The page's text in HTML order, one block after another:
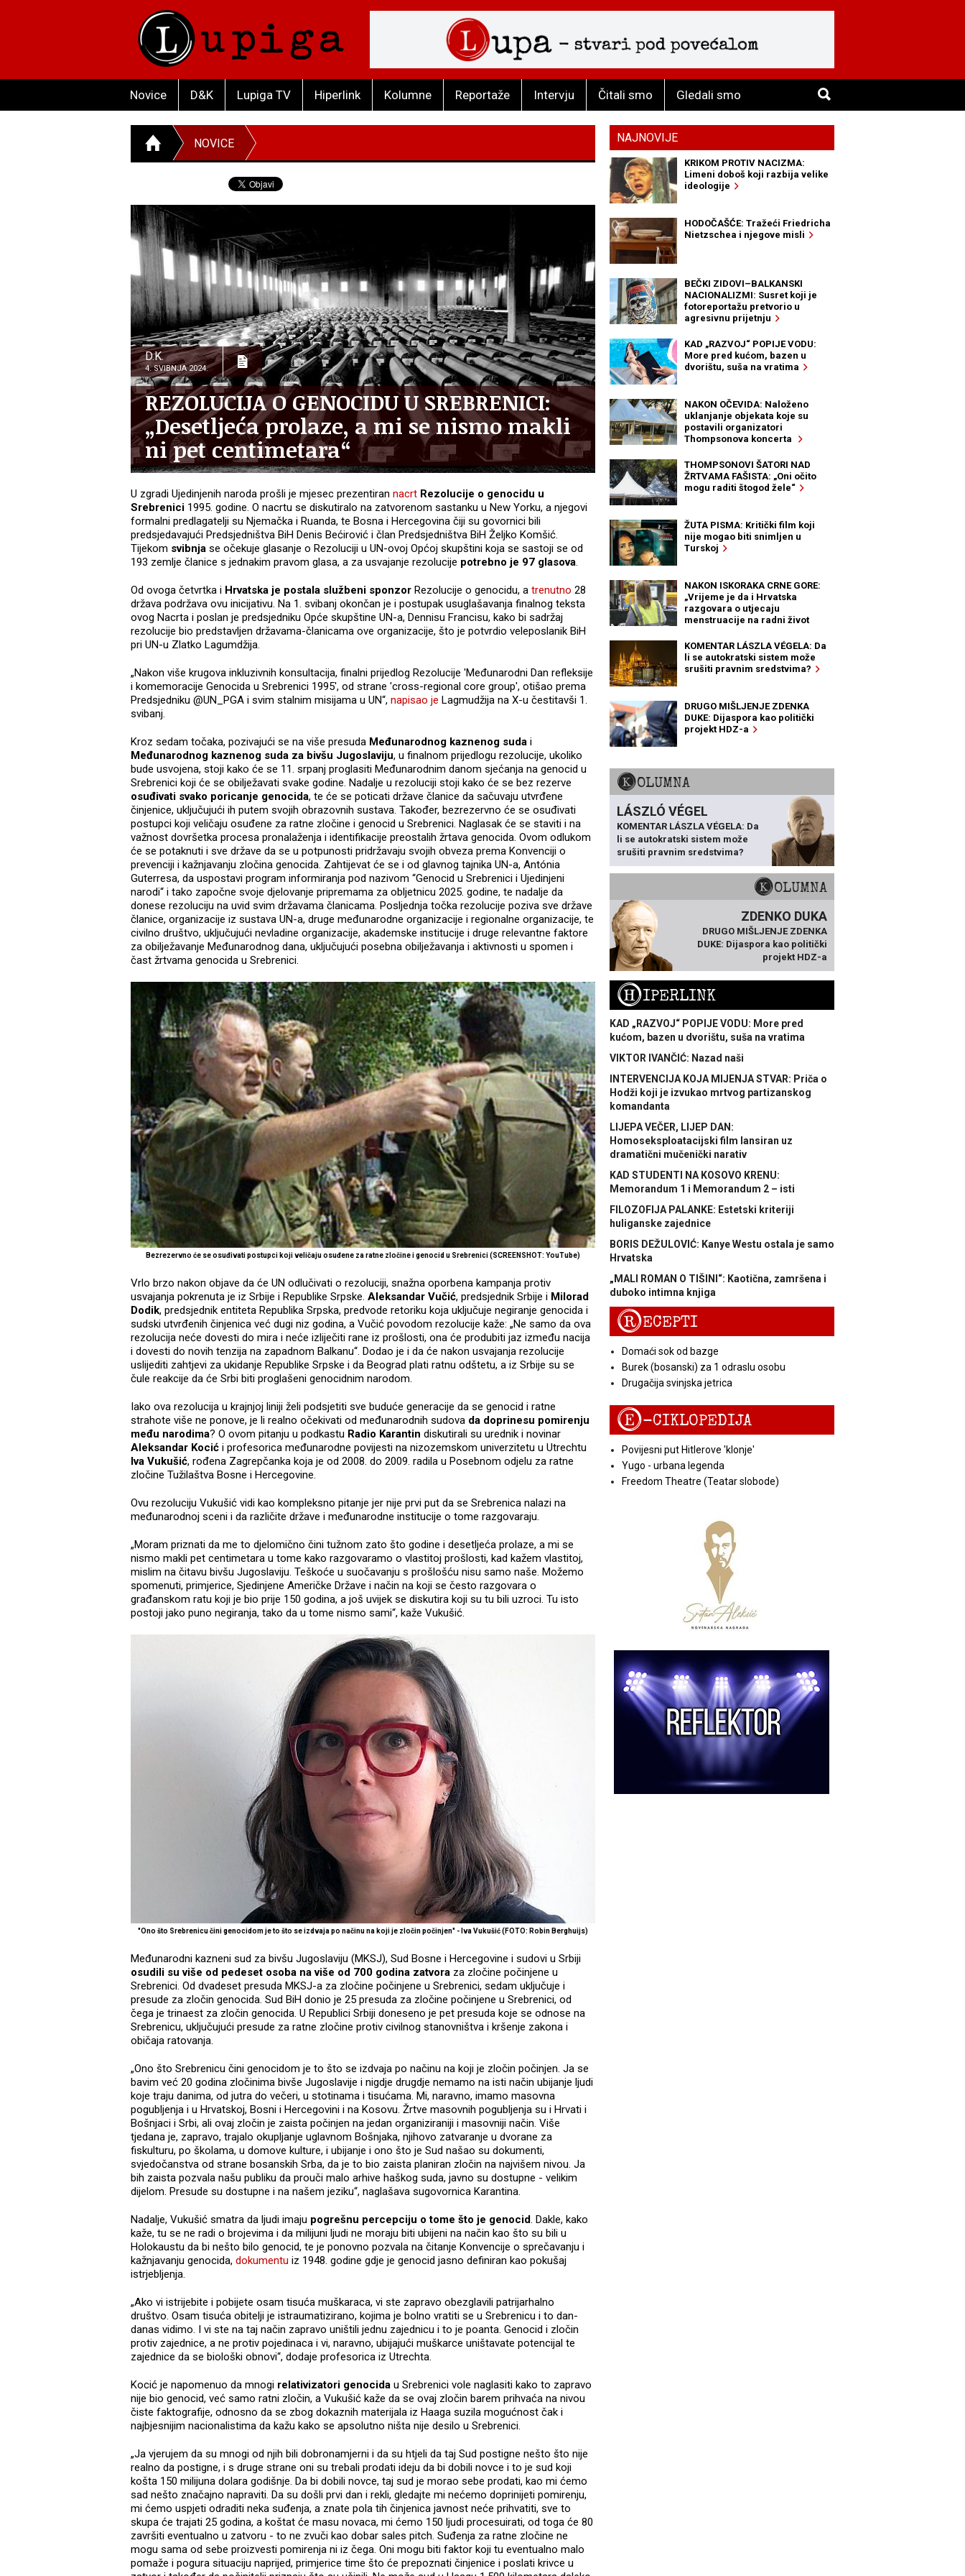
Novice D&K Lupiga TV Hiperlink Kolumne Reportaže Intervju Čitali smo Gledali smo
NOVICE
D.K.
4. SVIBNJA 2024.
REZOLUCIJA O GENOCIDU U SREBRENICI:
„Desetljeća prolaze, a mi se nismo makli
ni pet centimetara“
U zgradi Ujedinjenih naroda prošli je mjesec prezentiran nacrt Rezolucije o genocidu u
Srebrenici 1995. godine. O nacrtu se diskutiralo na zatvorenom sastanku u New Yorku, a njegovi
formalni predlagatelji su Njemačka i Ruanda, te Bosna i Hercegovina čiji su govornici bili
predsjedavajući Predsjedništva BiH Denis Bećirović i član Predsjedništva BiH Željko Komšić.
Tijekom svibnja se očekuje glasanje o Rezoluciji u UN-ovoj Općoj skupštini koja se sastoji se od
193 zemlje članice s jednakim pravom glasa, a za usvajanje rezolucije potrebno je 97 glasova.
Od ovoga četvrtka i Hrvatska je postala službeni sponzor Rezolucije o genocidu, a trenutno 28
država podržava ovu inicijativu. Na 1. svibanj okončan je i postupak usuglašavanja finalnog teksta
ovog Nacrta i poslan je predsjedniku Opće skupštine UN-a, Dennisu Francisu, kako bi sadržaj
rezolucije bio predstavljen državama-članicama ove organizacije, što je potvrdio veleposlanik BiH
pri UN-u Zlatko Lagumdžija.
„Nakon više krugova inkluzivnih konsultacija, finalni prijedlog Rezolucije 'Međunarodni Dan refleksije
i komemoracije Genocida u Srebrenici 1995', od strane 'cross-regional core group', otišao prema
Predsjedniku @UN_PGA i svim stalnim misijama u UN“, napisao je Lagmudžija na X-u čestitavši 1.
svibanj.
Kroz sedam točaka, pozivajući se na više presuda Međunarodnog kaznenog suda i
Međunarodnog kaznenog suda za bivšu Jugoslaviju, u finalnom prijedlogu rezolucije, ukoliko
bude usvojena, stoji kako će se 11. srpanj proglasiti Međunarodnim danom sjećanja na genocid u
Srebrenici koji će se obilježavati svake godine. Nadalje u rezoluciji stoji kako će se bez rezerve
osuđivati svako poricanje genocida, te će se poticati države članice da sačuvaju utvrđene
činjenice, uključujući ih putem svojih obrazovnih sustava. Također, bezrezervno će se osuđivati
postupci koji veličaju osuđene za ratne zločine i genocid u Srebrenici. Naglasak će se staviti i na
važnost dovršetka procesa pronalaženja i identifikacije preostalih žrtava genocida. Ovom odlukom
će se potaknuti i sve države da se u potpunosti pridržavaju svojih obveza prema Konvenciji o
prevenciji i kažnjavanju zločina genocida. Zahtijevat će se i od glavnog tajnika UN-a, Antónia
Guterresa, da uspostavi program informiranja pod nazivom “Genocid u Srebrenici i Ujedinjeni
narodi“ i tako započne svoje djelovanje pripremama za obljetnicu 2025. godine, te nadalje da
donese rezoluciju na uvid svim državama članicama. Posljednja točka rezolucije poziva sve države
članice, organizacije iz sustava UN-a, druge međunarodne organizacije i regionalne organizacije, te
civilno društvo, uključujući nevladine organizacije, akademske institucije i druge relevantne faktore
za obilježavanje Međunarodnog dana, uključujući posebna obilježavanja i aktivnosti u spomen i
čast žrtvama genocida u Srebrenici.
Bezrezervno će se osuđivati postupci koji veličaju osuđene za ratne zločine i genocid u Srebrenici (SCREENSHOT: YouTube)
Vrlo brzo nakon objave da će UN odlučivati o rezoluciji, snažna oporbena kampanja protiv
usvajanja pokrenuta je iz Srbije i Republike Srpske. Aleksandar Vučić, predsjednik Srbije i Milorad
Dodik, predsjednik entiteta Republika Srpska, predvode retoriku koja uključuje negiranje genocida i
sudski utvrđenih činjenica već dugi niz godina, a Vučić povodom rezolucije kaže: „Ne samo da ova
rezolucija neće dovesti do mira i neće izliječiti rane iz prošlosti, ona će produbiti jaz između nacija
i dovesti do novih tenzija na zapadnom Balkanu“. Dodao je i da će nakon usvajanja rezolucije
uslijediti zahtjevi za ukidanje Republike Srpske i da Beograd plati ratnu odštetu, a iz Srbije su se
čule reakcije da će Srbi biti proglašeni genocidnim narodom.
Iako ova rezolucija u krajnjoj liniji želi podsjetiti sve buduće generacije da se genocid i ratne
strahote više ne ponove, je li realno očekivati od međunarodnih sudova da doprinesu pomirenju
među narodima? O ovom pitanju u podkastu Radio Karantin diskutirali su urednik i novinar
Aleksandar Kocić i profesorica međunarodne povijesti na nizozemskom univerzitetu u Utrechtu
Iva Vukušić, rođena Zagrepčanka koja je od 2008. do 2009. radila u Posebnom odjelu za ratne
zločine Tužilaštva Bosne i Hercegovine.
Ovu rezoluciju Vukušić vidi kao kompleksno pitanje jer nije prvi put da se Srebrenica nalazi na
međunarodnoj sceni i da različite države i međunarodne institucije o tome razgovaraju.
„Moram priznati da me to djelomično čini tužnom zato što godine i desetljeća prolaze, a mi se
nismo makli pet centimetara u tome kako razgovaramo o vlastitoj prošlosti, kad kažem vlastitoj,
mislim na čitavu bivšu Jugoslaviju. Teškoće u suočavanju s prošlošću nisu samo naše. Možemo
spomenuti, primjerice, Sjedinjene Američke Države i način na koji se često razgovara o
građanskom ratu koji je bio prije 150 godina, a još uvijek se diskutira koji su tu bili uzroci. Tu isto
postoji jako puno negiranja, tako da u tome nismo sami“, kaže Vukušić.
"Ono što Srebrenicu čini genocidom je to što se izdvaja po načinu na koji je zločin počinjen" - Iva Vukušić (FOTO: Robin Berghuijs)
Međunarodni kazneni sud za bivšu Jugoslaviju (MKSJ), Sud Bosne i Hercegovine i sudovi u Srbiji
osudili su više od pedeset osoba na više od 700 godina zatvora za zločine počinjene u
Srebrenici. Od dvadeset presuda MKSJ-a za zločine počinjene u Srebrenici, sedam uključuje i
presude za zločin genocida. Sud BiH donio je 25 presuda za zločine počinjene u Srebrenici, od
čega je trinaest za zločin genocida. U Republici Srbiji doneseno je pet presuda koje se odnose na
Srebrenicu, uključujući presude za ratne zločine protiv civilnog stanovništva i kršenje zakona i
običaja ratovanja.
„Ono što Srebrenicu čini genocidom je to što se izdvaja po načinu na koji je zločin počinjen. Ja se
bavim već 20 godina zločinima bivše Jugoslavije i nigdje drugdje nemamo na isti način ubijanje ljudi
koje traju danima, od jutra do večeri, u stotinama i tisućama. Mi, naravno, imamo masovna
pogubljenja i u Hrvatskoj, Bosni i Hercegovini i na Kosovu. Žrtve masovnih pogubljenja su i Hrvati i
Bošnjaci i Srbi, ali ovaj zločin je zaista počinjen na jedan organiziraniji i masovniji način. Više
tjedana je, zapravo, trajalo okupljanje uglavnom Bošnjaka, njihovo zatvaranje u dvorane za
fiskulturu, po školama, u domove kulture, i ubijanje i ono što je Sud našao su dokumenti,
svjedočanstva od strane bosanskih Srba, da je to bio zaista planiran zločin na najvišem nivou. Ja
bih zaista pozvala našu publiku da prouči malo arhive haškog suda, javno su dostupne - velikim
dijelom. Presude su dostupne i na našem jeziku“, naglašava sugovornica Karantina.
Nadalje, Vukušić smatra da ljudi imaju pogrešnu percepciju o tome što je genocid. Dakle, kako
kaže, tu se ne radi o brojevima i da milijuni ljudi ne moraju biti ubijeni na način kao što su bili u
Holokaustu da bi nešto bilo genocid, te je ponovno pozvala na čitanje Konvencije o sprečavanju i
kažnjavanju genocida, dokumentu iz 1948. godine gdje je genocid jasno definiran kao pokušaj
istrjebljenja.
„Ako vi istrijebite i pobijete osam tisuća muškaraca, vi ste zapravo obezglavili patrijarhalno
društvo. Osam tisuća obitelji je istraumatizirano, kojima je bolno vratiti se u Srebrenicu i to dan-
danas vidimo. I vi ste na taj način zapravo uništili jednu zajednicu i to je poanta. Genocid i zločin
protiv zajednice, a ne protiv pojedinaca i vi, naravno, ubijajući muškarce uništavate potencijal te
zajednice da se biološki obnovi“, dodaje profesorica iz Utrechta.
Kocić je napomenuo da mnogi relativizatori genocida u Srebrenici vole naglasiti kako to zapravo
nije bio genocid, već samo ratni zločin, a Vukušić kaže da se ovaj zločin barem prihvaća na nivou
čiste faktografije, odnosno da se zbog dokaznih materijala iz Haaga suzila mogućnost čak i
najbjesnijim nacionalistima da kažu kako se apsolutno ništa nije desilo u Srebrenici.
„Ja vjerujem da su mnogi od njih bili dobronamjerni i da su htjeli da taj Sud postigne nešto što nije
realno da postigne, i s druge strane oni su trebali prodati ideju da bi dobili novce i to je sud koji
košta 150 milijuna dolara godišnje. Da bi dobili novce, taj sud je morao sebe prodati, kao mi ćemo
sad nešto značajno napraviti. Da su došli prvi dan i rekli, gledajte mi nećemo doprinijeti pomirenju,
mi ćemo uspjeti odraditi neka suđenja, a znate pola tih činjenica javnost neće prihvatiti, sve to
skupa će trajati 25 godina, a koštat će masu novaca, mi ćemo 150 ljudi procesuirati, od toga će 80
završiti eventualno u zatvoru - to ne zvuči kao dobar sales pitch. Suđenja za ratne zločine ne
mogu sama od sebe proizvesti pomirenja ni iz čega. Oni mogu biti faktor koji tu eventualno malo
pomaže i pogura situaciju naprijed, primjerice time što će prepoznati činjenice i poslati krivce u
NAJNOVIJE
KRIKOM PROTIV NACIZMA:
Limeni doboš koji razbija velike
ideologije
HODOČAŠĆE: Tražeći Friedricha
Nietzschea i njegove misli
BEČKI ZIDOVI–BALKANSKI
NACIONALIZMI: Susret koji je
fotoreportažu pretvorio u
agresivnu prijetnju
KAD „RAZVOJ“ POPIJE VODU:
More pred kućom, bazen u
dvorištu, suša na vratima
NAKON OČEVIDA: Naloženo
uklanjanje objekata koje su
postavili organizatori
Thompsonova koncerta
THOMPSONOVI ŠATORI NAD
ŽRTVAMA FAŠISTA: „Oni očito
mogu raditi štogod žele“
ŽUTA PISMA: Kritički film koji
nije mogao biti snimljen u
Turskoj
NAKON ISKORAKA CRNE GORE:
„Vrijeme je da i Hrvatska
razgovara o utjecaju
menstruacije na radni život
KOMENTAR LÁSZLA VÉGELA: Da
li se autokratski sistem može
srušiti pravnim sredstvima?
DRUGO MIŠLJENJE ZDENKA
DUKE: Dijaspora kao politički
projekt HDZ-a
KOLUMNA
LÁSZLÓ VÉGEL
KOMENTAR LÁSZLA VÉGELA: Da
li se autokratski sistem može
srušiti pravnim sredstvima?
KOLUMNA
ZDENKO DUKA
DRUGO MIŠLJENJE ZDENKA
DUKE: Dijaspora kao politički
projekt HDZ-a
HIPERLINK
KAD „RAZVOJ“ POPIJE VODU: More pred
kućom, bazen u dvorištu, suša na vratima
VIKTOR IVANČIĆ: Nazad naši
INTERVENCIJA KOJA MIJENJA STVAR: Priča o
Hodži koji je izvukao mrtvog partizanskog
komandanta
LIJEPA VEČER, LIJEP DAN:
Homoseksploatacijski film lansiran uz
dramatični mučenički narativ
KAD STUDENTI NA KOSOVO KRENU:
Memorandum 1 i Memorandum 2 – isti
FILOZOFIJA PALANKE: Estetski kriteriji
huliganske zajednice
BORIS DEŽULOVIĆ: Kanye Westu ostala je samo
Hrvatska
„MALI ROMAN O TIŠINI“: Kaotična, zamršena i
duboko intimna knjiga
RECEPTI
Domaći sok od bazge
Burek (bosanski) za 1 odraslu osobu
Drugačija svinjska jetrica
E-CIKLOPEDIJA
Povijesni put Hitlerove 'klonje'
Yugo - urbana legenda
Freedom Theatre (Teatar slobode)